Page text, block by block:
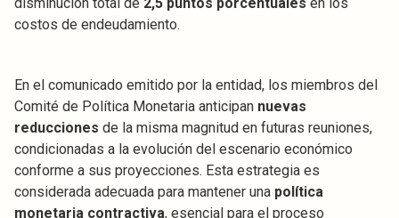
costos de endeudamiento.
En el comunicado emitido por la entidad, los miembros del
Comité de Política Monetaria anticipan nuevas
reducciones de la misma magnitud en futuras reuniones,
condicionadas a la evolución del escenario económico
conforme a sus proyecciones. Esta estrategia es
considerada adecuada para mantener una política
monetaria contractiva, esencial para el proceso